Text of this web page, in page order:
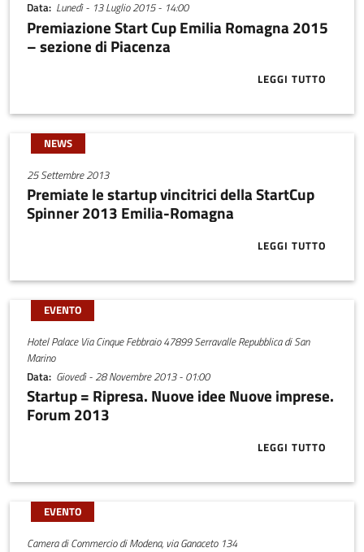
Data Lunedì - 13 Luglio 2015 - 14:00
Premiazione Start Cup Emilia Romagna 2015
– sezione di Piacenza
LEGGI TUTTO
ABOUT
NEWS
25 Settembre 2013
Premiate le startup vincitrici della StartCup
Spinner 2013 Emilia-Romagna
LEGGI TUTTO
ABOUT
EVENTO
Hotel Palace Via Cinque Febbraio 47899 Serravalle Repubblica di San
Marino
Data Giovedì - 28 Novembre 2013 - 01:00
Startup = Ripresa. Nuove idee Nuove imprese.
Forum 2013
LEGGI TUTTO
ABOUT
EVENTO
Camera di Commercio di Modena, via Ganaceto 134